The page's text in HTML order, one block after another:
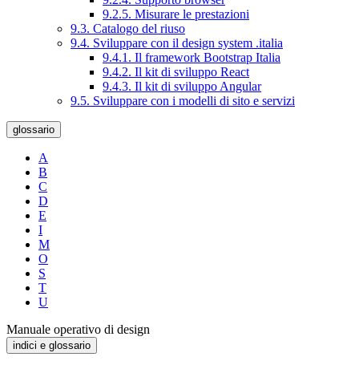
9.2.5. Misurare le prestazioni
9.3. Catalogo del riuso
9.4. Sviluppare con il design system .italia
9.4.1. Il framework Bootstrap Italia
9.4.2. Il kit di sviluppo React
9.4.3. Il kit di sviluppo Angular
9.5. Sviluppare con i modelli di sito e servizi
glossario
A
B
C
D
E
I
M
O
S
T
U
Manuale operativo di design
indici e glossario